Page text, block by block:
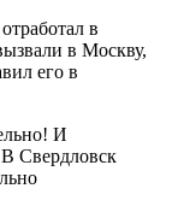
в
в Москву,
его в
И
В Свердловск